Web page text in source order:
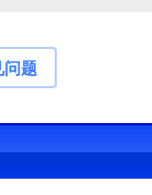
问题